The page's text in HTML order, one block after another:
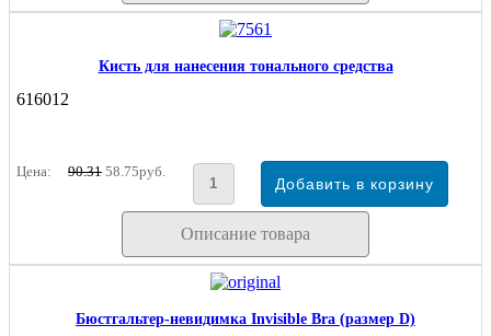
Кисть для нанесения тонального средства
616012
Цена: 90.31 58.75руб.
Описание товара
Бюстгальтер-невидимка Invisible Bra (размер D)